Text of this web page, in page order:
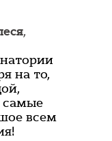
,
на то,
самые
всем